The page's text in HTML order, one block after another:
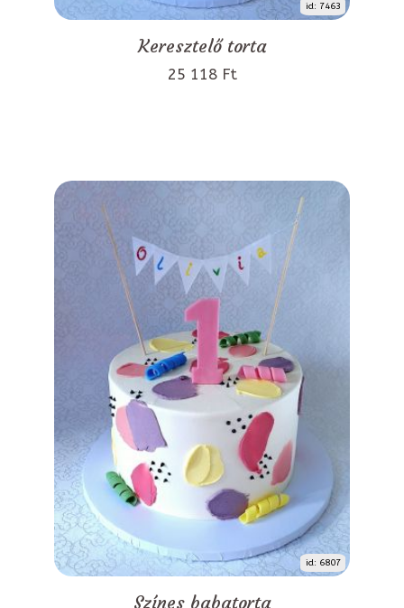
id: 7463
Keresztelő torta
25 118 Ft
id: 6807
Színes babatorta